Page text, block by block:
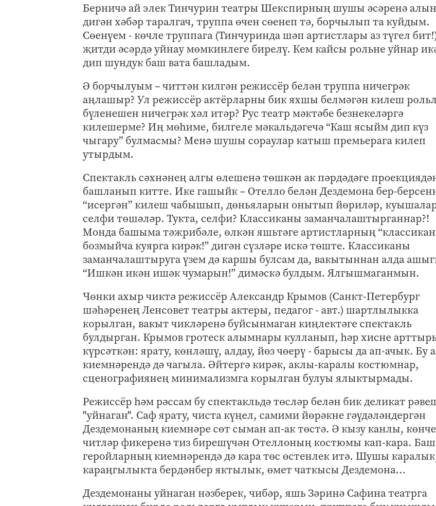
Берничә ай элек Тинчурин театры Шекспирның шушы әсәренә
дигән хәбәр таралгач, труппа өчен сөенеп тә, борчылып та куйдым.
Сөенүем - көчле труппага (Тинчуринда шәп артистлары аз түгел
җитди әсәрдә уйнау мөмкинлеге бирелү. Кем кайсы рольне уйнар
дип шундук баш вата башладым.
Ә борчылуым – читтән килгән режиссёр белән труппа ничегрәк
аңлашыр? Ул режиссёр актёрларны бик яхшы белмәгән килеш
бүленешен ничегрәк хәл итәр? Рус театр мәктәбе безнекеләргә
килешерме? Иң мөһиме, билгеле мәкальдәгечә “Каш ясыйм дип күз
чыгару” булмасмы? Менә шушы сораулар катыш премьерага килеп
утырдым.
Спектакль сәхнәнең алгы өлешенә төшкән ак пәрдәдәге
башланып китте. Ике гашыйк – Отелло белән Дездемона бер-
“исергән” килеш чабышып, дөньяларын онытып йөриләр,
селфи төшәләр. Тукта, селфи? Классиканы заманчалаштырганнар?!
Монда башыма тәжрибәле, өлкән яшьтәге артистларның
бозмыйча куярга кирәк!” дигән сүзләре искә төште. Классиканы
заманчалаштыруга үзем дә каршы булсам да, вакытыннан алда
“Ишкән икән ишәк чумарын!” димәскә булдым. Ялгышмаганмын.
Чөнки ахыр чиктә режиссёр Александр Крымов (Санкт-Петербург
шәһәренең Ленсовет театры актеры, педагог - авт.) шартлылыкка
корылган, вакыт чикләренә буйсынмаган киңлектәге спектакль
булдырган. Крымов гротеск алымнары кулланып, һәр хисне
күрсәткән: ярату, көнләшү, алдау, йөз чөерү - барысы да ап-ачык. Бу
киемнәрендә дә чагыла. Әйтергә кирәк, аклы-каралы костюмнар,
сценографиянең минимализмга корылган булуы ялыктырмады.
Режиссёр һәм рәссам бу спектакльдә төсләр белән бик деликат
"уйнаган". Саф ярату, чиста күңел, самими йөрәкне гәүдәләндергән
Дездемонаның киемнәре сөт сыман ап-ак төстә. Ә кызу канлы,
читләр фикеренә тиз бирешүчән Отеллоның костюмы кап-кара.
геройларның киемнәрендә дә кара төс өстенлек итә. Шушы
караңгылыкта бердәнбер яктылык, өмет чаткысы Дездемона...
Дездемонаны уйнаган нәзберек, чибәр, яшь Зәринә Сафина театрга